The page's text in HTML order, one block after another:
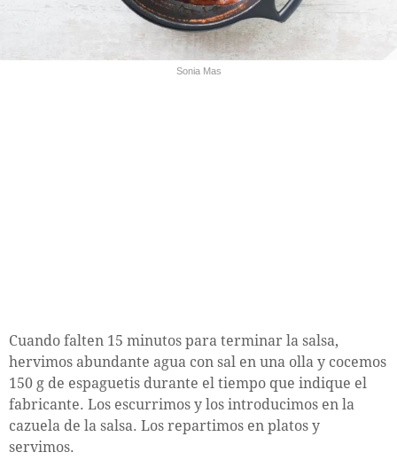
Sonia Mas
Cuando falten 15 minutos para terminar la salsa,
hervimos abundante agua con sal en una olla y cocemos
150 g de espaguetis durante el tiempo que indique el
fabricante. Los escurrimos y los introducimos en la
cazuela de la salsa. Los repartimos en platos y
servimos.